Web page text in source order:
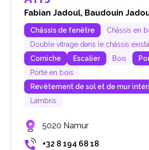
Fabian Jadoul, Baudouin
Châssis de fenêtre
Châssis en
Double vitrage dans le châssis
Corniche
Escalier Bois
Porte en bois
Revêtement de sol et de mur
Lambris
5020 Namur
+32 8 194 68 18